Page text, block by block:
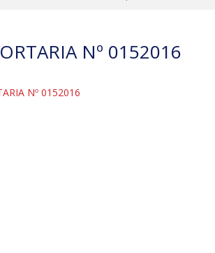
Nº 0152016
Nº 0152016